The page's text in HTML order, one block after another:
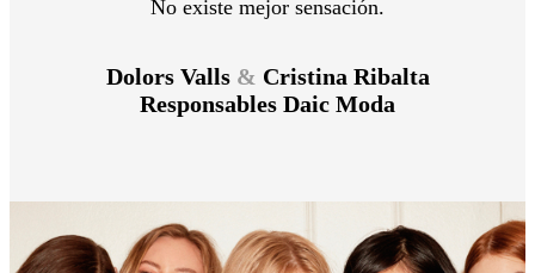
No existe mejor sensación.
Dolors Valls & Cristina Ribalta
Responsables Daic Moda